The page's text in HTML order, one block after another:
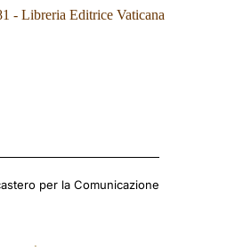
- Libreria Editrice Vaticana
per la Comunicazione